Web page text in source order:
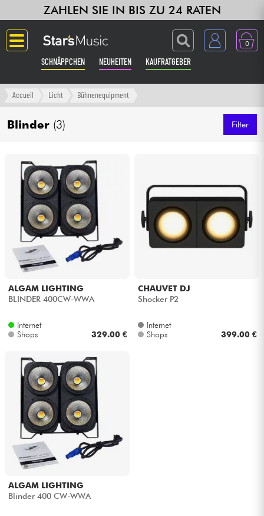
ZAHLEN SIE IN BIS ZU 24 RATEN
0
SCHNÄPPCHEN NEUHEITEN KAUFRATGEBER
Langue
Gitarre & Bass
Klaviere & Piano
Synths & samplers
Studio
Live-Sound
Licht
Drums
Blasinstrumente
Violinen & Quartett
Accueil Licht Bühnenequipment
Blinder (3) Filter
ALGAM LIGHTING
BLINDER 400CW-WWA
Internet
Shops
329.00 €
CHAUVET DJ
Shocker P2
Internet
Shops
399.00 €
ALGAM LIGHTING
Blinder 400 CW-WWA